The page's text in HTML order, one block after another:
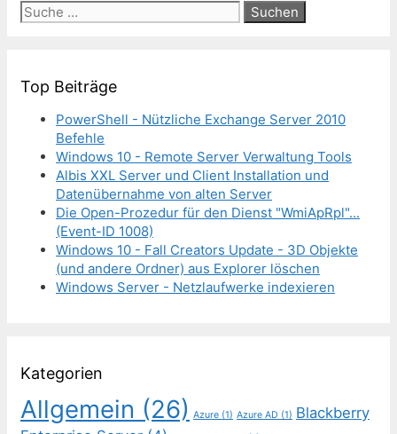
Suche
nach:
Top Beiträge
PowerShell - Nützliche Exchange Server 2010
Befehle
Windows 10 - Remote Server Verwaltung Tools
Albis XXL Server und Client Installation und
Datenübernahme von alten Server
Die Open-Prozedur für den Dienst "WmiApRpl"...
(Event-ID 1008)
Windows 10 - Fall Creators Update - 3D Objekte
(und andere Ordner) aus Explorer löschen
Windows Server - Netzlaufwerke indexieren
Kategorien
Allgemein (26) Azure (1) Azure AD (1) Blackberry